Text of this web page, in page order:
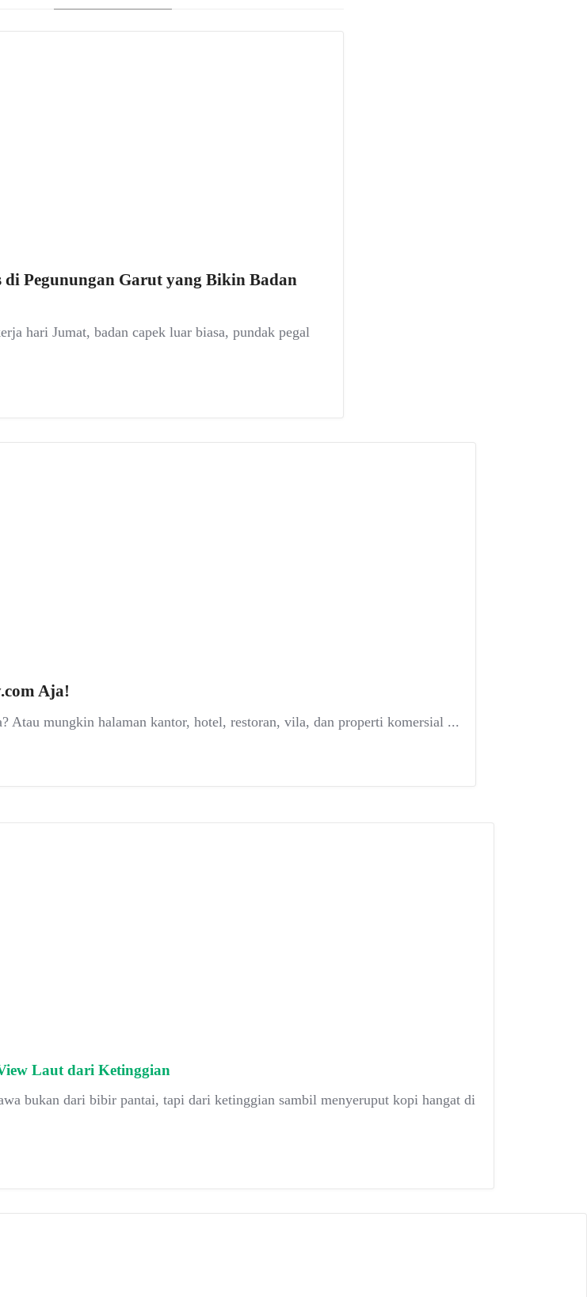
di Pegunungan Garut yang Bikin Badan
hari Jumat, badan capek luar biasa, pundak pegal
Aja!
Atau mungkin halaman kantor, hotel, restoran, vila, dan properti komersial ...
Laut dari Ketinggian
bukan dari bibir pantai, tapi dari ketinggian sambil menyeruput kopi hangat di